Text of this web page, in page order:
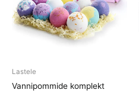
Lastele
Vannipommide komplekt